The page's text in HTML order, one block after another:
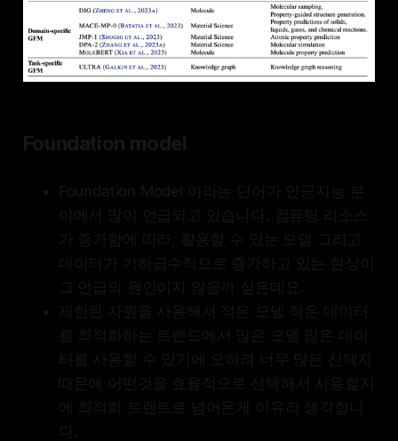
Foundation model
Foundation Model 이라는 단어가 인공지능 분
야에서 많이 언급되고 있습니다. 컴퓨팅 리소스
가 증가함에 따라, 활용할 수 있는 모델 그리고
데이터가 기하급수적으로 증가하고 있는 현상이
그 언급의 원인이지 않을까 싶은데요.
제한된 자원을 사용해서 적은 모델 적은 데이터
를 최적화하는 트렌드에서 많은 모델 많은 데이
터를 사용할 수 있기에 오히려 너무 많은 선택지
때문에 어떤것을 효율적으로 선택해서 사용할지
에 최적화 트렌트로 넘어온게 이유라 생각합니
다.